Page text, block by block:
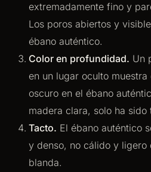
extremadamente fino y
Los poros abiertos y
ébano auténtico.
Color en profundidad. Un
en un lugar oculto
oscuro en el ébano
madera clara, solo ha sido
Tacto. El ébano auténtico
y denso, no cálido y ligero
blanda.